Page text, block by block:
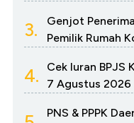
3.
Genjot
Pemilik Rumah
4.
Cek Iuran BPJS
7 Agustus 2026
PNS & PPPK